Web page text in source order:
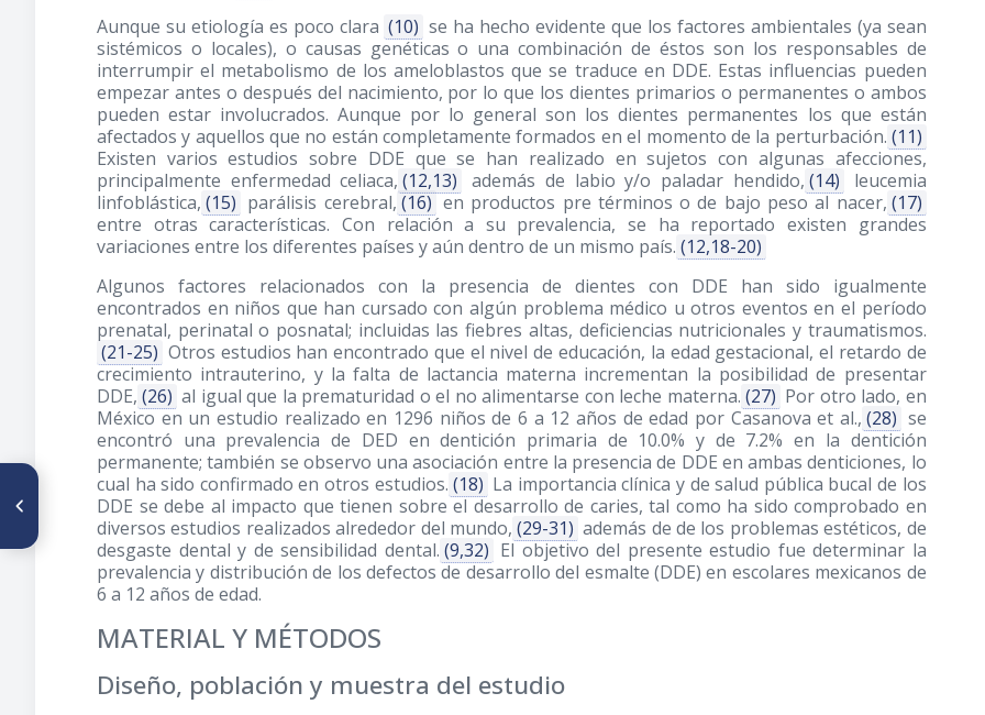
Aunque su etiología es poco clara (10) se ha hecho evidente que los factores ambientales (ya sean
sistémicos o locales), o causas genéticas o una combinación de éstos son los responsables de
interrumpir el metabolismo de los ameloblastos que se traduce en DDE. Estas influencias pueden
empezar antes o después del nacimiento, por lo que los dientes primarios o permanentes o ambos
pueden estar involucrados. Aunque por lo general son los dientes permanentes los que están
afectados y aquellos que no están completamente formados en el momento de la perturbación. (11)
Existen varios estudios sobre DDE que se han realizado en sujetos con algunas afecciones,
principalmente enfermedad celiaca, (12,13) además de labio y/o paladar hendido, (14)
leucemia
linfoblástica, (15) parálisis cerebral, (16) en productos pre términos o de bajo peso al nacer, (17)
entre otras características. Con relación a su prevalencia, se ha reportado existen grandes
variaciones entre los diferentes países y aún dentro de un mismo país. (12,18-20)
Algunos factores relacionados con la presencia de dientes con DDE han sido igualmente
encontrados en niños que han cursado con algún problema médico u otros eventos en el período
prenatal, perinatal o posnatal; incluidas las fiebres altas, deficiencias nutricionales y traumatismos.
(21-25) Otros estudios han encontrado que el nivel de educación, la edad gestacional, el retardo de
crecimiento intrauterino, y la falta de lactancia materna incrementan la posibilidad de presentar
DDE, (26) al igual que la prematuridad o el no alimentarse con leche materna. (27) Por otro lado, en
México en un estudio realizado en 1296 niños de 6 a 12 años de edad por Casanova et al., (28) se
encontró una prevalencia de DED en dentición primaria de 10.0% y de 7.2% en la dentición
permanente; también se observo una asociación entre la presencia de DDE en ambas denticiones, lo
cual ha sido confirmado en otros estudios. (18) La importancia clínica y de salud pública bucal de los
DDE se debe al impacto que tienen sobre el desarrollo de caries, tal como ha sido comprobado en
diversos estudios realizados alrededor del mundo, (29-31) además de de los problemas estéticos, de
desgaste dental y de sensibilidad dental. (9,32) El objetivo del presente estudio fue determinar la
prevalencia y distribución de los defectos de desarrollo del esmalte (DDE) en escolares mexicanos de
6 a 12 años de edad.
MATERIAL Y MÉTODOS
Diseño, población y muestra del estudio
ARTÍCULO ANTERIOR
Estudio de la prevalencia de
caries y su relación con
factores de higiene oral y
hábitos cariogénicos en
escolares